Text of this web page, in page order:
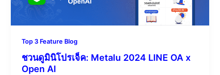
Top 3 Feature Blog
ชวนดูมินิโปรเจ็ค: Metalu 2024 LINE OA x
Open AI